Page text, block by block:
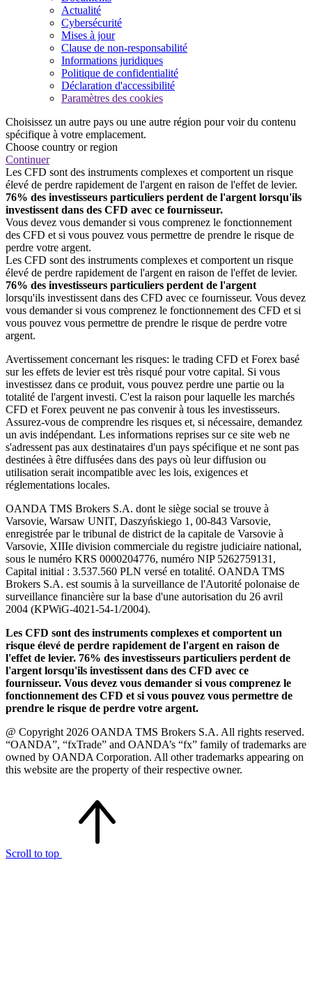
Actualité
Cybersécurité
Mises à jour
Clause de non-responsabilité
Informations juridiques
Politique de confidentialité
Déclaration d'accessibilité
Paramètres des cookies
Choisissez un autre pays ou une autre région pour voir du contenu
spécifique à votre emplacement.
Choose country or region
Continuer
Les CFD sont des instruments complexes et comportent un risque
élevé de perdre rapidement de l'argent en raison de l'effet de levier.
76% des investisseurs particuliers perdent de l'argent lorsqu'ils
investissent dans des CFD avec ce fournisseur.
Vous devez vous demander si vous comprenez le fonctionnement
des CFD et si vous pouvez vous permettre de prendre le risque de
perdre votre argent.
Les CFD sont des instruments complexes et comportent un risque
élevé de perdre rapidement de l'argent en raison de l'effet de levier.
76% des investisseurs particuliers perdent de l'argent
lorsqu'ils investissent dans des CFD avec ce fournisseur. Vous devez
vous demander si vous comprenez le fonctionnement des CFD et si
vous pouvez vous permettre de prendre le risque de perdre votre
argent.
Avertissement concernant les risques: le trading CFD et Forex basé
sur les effets de levier est très risqué pour votre capital. Si vous
investissez dans ce produit, vous pouvez perdre une partie ou la
totalité de l'argent investi. C'est la raison pour laquelle les marchés
CFD et Forex peuvent ne pas convenir à tous les investisseurs.
Assurez-vous de comprendre les risques et, si nécessaire, demandez
un avis indépendant. Les informations reprises sur ce site web ne
s'adressent pas aux destinataires d'un pays spécifique et ne sont pas
destinées à être diffusées dans des pays où leur diffusion ou
utilisation serait incompatible avec les lois, exigences et
réglementations locales.
OANDA TMS Brokers S.A. dont le siège social se trouve à
Varsovie, Warsaw UNIT, Daszyńskiego 1, 00-843 Varsovie,
enregistrée par le tribunal de district de la capitale de Varsovie à
Varsovie, XIIIe division commerciale du registre judiciaire national,
sous le numéro KRS 0000204776, numéro NIP 5262759131,
Capital initial : 3.537.560 PLN versé en totalité. OANDA TMS
Brokers S.A. est soumis à la surveillance de l'Autorité polonaise de
surveillance financière sur la base d'une autorisation du 26 avril
2004 (KPWiG-4021-54-1/2004).
Les CFD sont des instruments complexes et comportent un
risque élevé de perdre rapidement de l'argent en raison de
l'effet de levier. 76% des investisseurs particuliers perdent de
l'argent lorsqu'ils investissent dans des CFD avec ce
fournisseur. Vous devez vous demander si vous comprenez le
fonctionnement des CFD et si vous pouvez vous permettre de
prendre le risque de perdre votre argent.
@ Copyright 2026 OANDA TMS Brokers S.A. All rights reserved.
“OANDA”, “fxTrade” and OANDA’s “fx” family of trademarks are
owned by OANDA Corporation. All other trademarks appearing on
this website are the property of their respective owner.
Scroll to top